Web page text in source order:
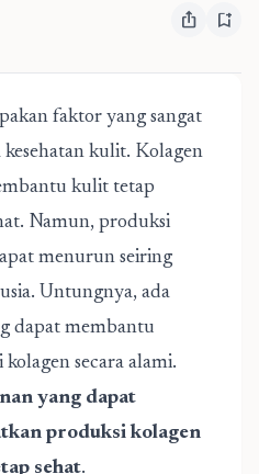
ios_share bookmark_add
faktor yang sangat
kulit. Kolagen
kulit tetap
Namun, produksi
menurun seiring
Untungnya, ada
dapat membantu
secara alami.
yang dapat
produksi kolagen
sehat.